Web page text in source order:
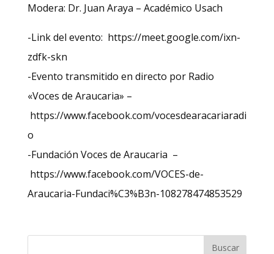
Modera: Dr. Juan Araya – Académico Usach
-Link del evento: https://meet.google.com/ixn-
zdfk-skn
-Evento transmitido en directo por Radio
«Voces de Araucaria» –
https://www.facebook.com/vocesdearacariaradi
o
-Fundación Voces de Araucaria –
https://www.facebook.com/VOCES-de-
Araucaria-Fundaci%C3%B3n-108278474853529